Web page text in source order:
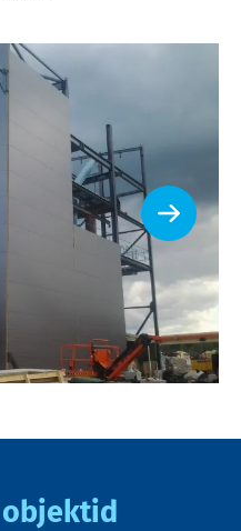
objektid